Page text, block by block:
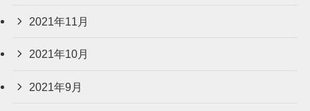
2021年11月
2021年10月
2021年9月